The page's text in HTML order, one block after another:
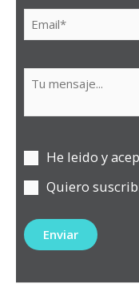
He leido y
Quiero